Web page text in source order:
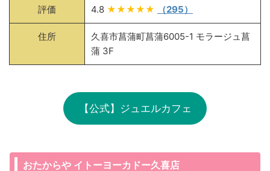
評価 4.8 ★★★★★ （295）
住所
久喜市菖蒲町菖蒲6005-1 モラージュ菖
蒲 3F
【公式】ジュエルカフェ
おたからや イトーヨーカドー久喜店